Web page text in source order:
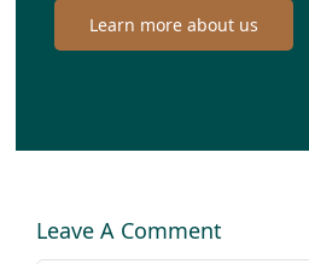
Learn more about us
Leave A Comment